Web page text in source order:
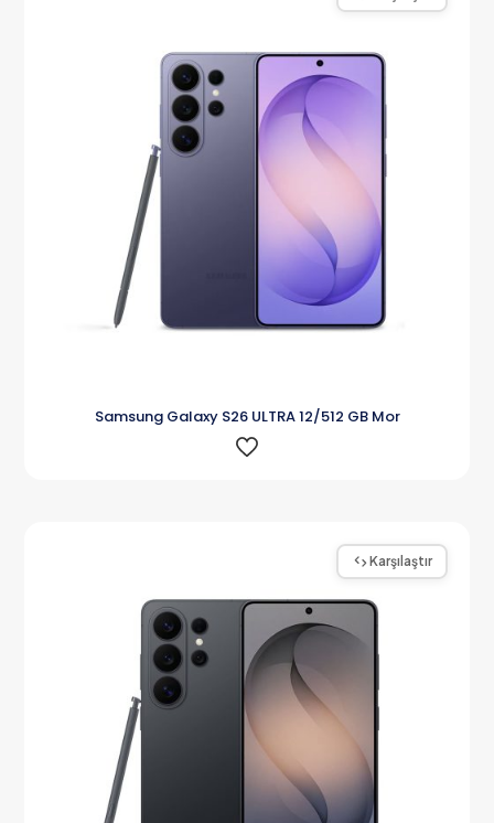
Samsung Galaxy S26 ULTRA 12/512 GB Mor
Karşılaştır